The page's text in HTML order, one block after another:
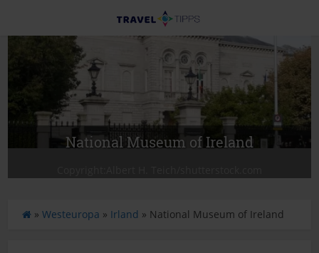
National Museum of Ireland
S»Westeuropa » Irland » National Museum of Ireland